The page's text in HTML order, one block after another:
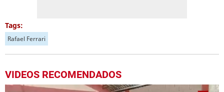
Tags:
Rafael Ferrari
VIDEOS RECOMENDADOS